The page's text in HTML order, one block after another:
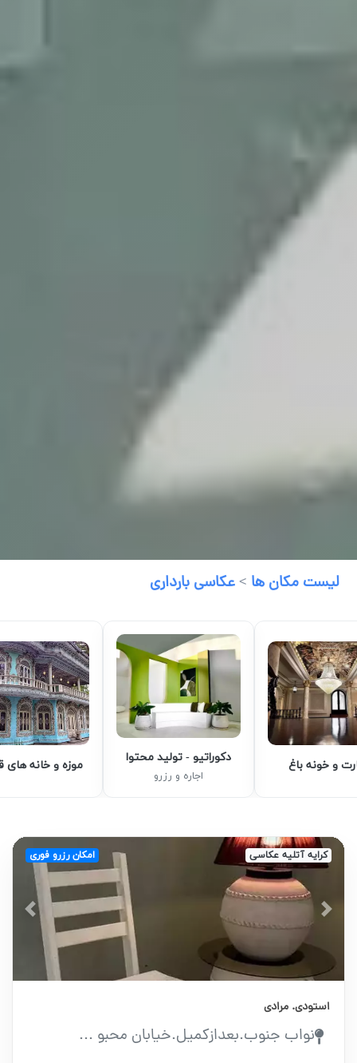
لیست مکان ها >عکاسی بارداری
و خونه باغ دکوراتیو - تولید محتوا
اجاره و رزرو
موزه و خانه های
Next
کرایه آتلیه عکاسی امکان رزرو فوری
استودی. مرادی
نواب جنوب.بعدازکمیل.خیابان محبو ...